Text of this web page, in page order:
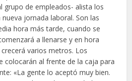
grupo de empleados- alista los
jornada laboral. Son las
hora más tarde, cuando se
a llenarse y en hora
varios metros. Los
colocarán al frente de la caja para
«La gente lo aceptó muy bien.